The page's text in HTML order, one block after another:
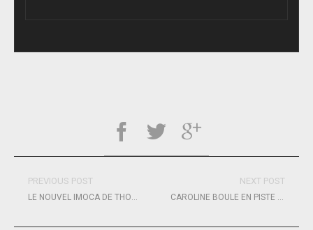
PREVIOUS POST
LE NOUVEL IMOCA DE THOMAS RUYANT EN QUÊTE DE PARTENAIRES
NEXT POST
CAROLINE BOULE EN PISTE POUR LA MINI EN MAI